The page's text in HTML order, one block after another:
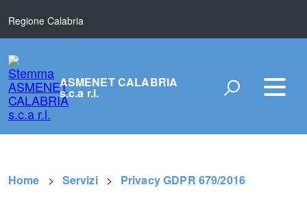
Regione Calabria
ASMENET CALABRIA
s.c.a r.l.
Home Servizi Privacy GDPR 679/2016